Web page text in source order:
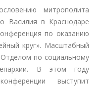
митрополита
Василия в Краснодаре
по оказанию
круг». Масштабный
по социальному
епархии. В этом году
выступит